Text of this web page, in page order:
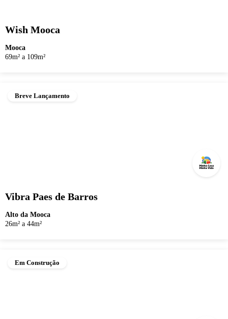
Wish Mooca
Mooca
69m² a 109m²
Breve Lançamento
Vibra Paes de Barros
Alto da Mooca
26m² a 44m²
Em Construção